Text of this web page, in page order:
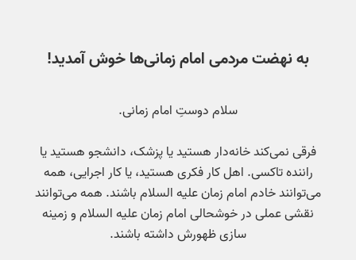
به نهضت مردمی امام زمانی‌ها خوش آمدید!
سلام دوستِ امام زمانی.
فرقی نمی‌کند خانه‌دار هستید یا پزشک، دانشجو هستید یا
راننده تاکسی. اهل کار فکری هستید، یا کار اجرایی، همه
می‌توانند خادم امام زمان علیه السلام باشند. همه می‌توانند
نقشی عملی در خوشحالی امام زمان علیه السلام و زمینه
سازی ظهورش داشته باشند.